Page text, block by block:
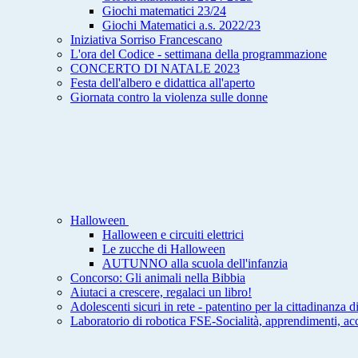
Giochi matematici 23/24
Giochi Matematici a.s. 2022/23
Iniziativa Sorriso Francescano
L'ora del Codice - settimana della programmazione
CONCERTO DI NATALE 2023
Festa dell'albero e didattica all'aperto
Giornata contro la violenza sulle donne
Halloween
Halloween e circuiti elettrici
Le zucche di Halloween
AUTUNNO alla scuola dell'infanzia
Concorso: Gli animali nella Bibbia
Aiutaci a crescere, regalaci un libro!
Adolescenti sicuri in rete - patentino per la cittadinanza
Laboratorio di robotica FSE-Socialità, apprendimenti,